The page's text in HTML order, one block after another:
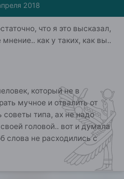
2018
что я это высказал,
как у таких, как вы..
который не в
мучное и отвалить от
типа, ах не надо
головой.. вот и думала
слова не расходились с